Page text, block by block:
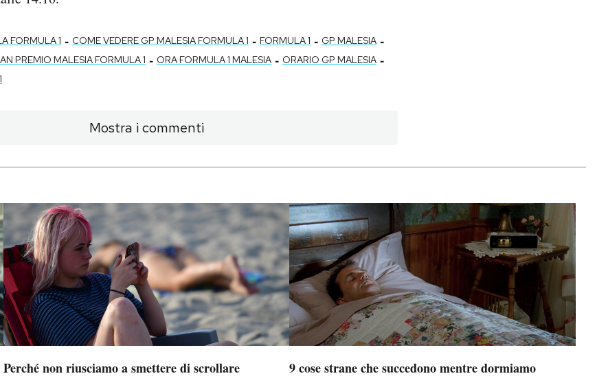
FORMULA 1 - COME VEDERE GP MALESIA FORMULA 1 - FORMULA 1 - GP MALESIA -
PREMIO MALESIA FORMULA 1 - ORA FORMULA 1 MALESIA - ORARIO GP MALESIA -
Mostra i commenti
Perché non riusciamo a smettere di scrollare 9 cose strane che succedono mentre dormiamo